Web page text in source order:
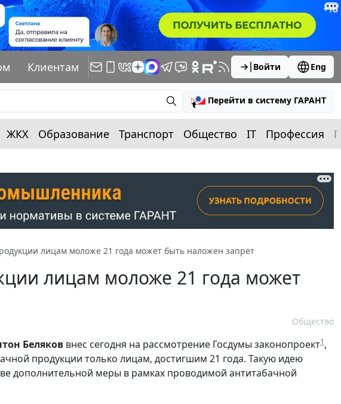
Клиентам Войти Eng
Перейти в систему ГАРАНТ
ЖКХ Образование Транспорт Общество IT Профессия
лицам моложе 21 года может быть наложен запрет
лицам моложе 21 года может
Общество
Беляков внес сегодня на рассмотрение Госдумы законопроект1,
продукции только лицам, достигшим 21 года. Такую идею
дополнительной меры в рамках проводимой антитабачной